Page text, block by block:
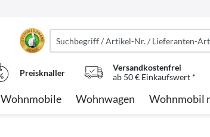
Preisknaller
Versandkostenfrei
ab 50 € Einkaufswert *
Wohnmobile Wohnwagen Wohnmobil